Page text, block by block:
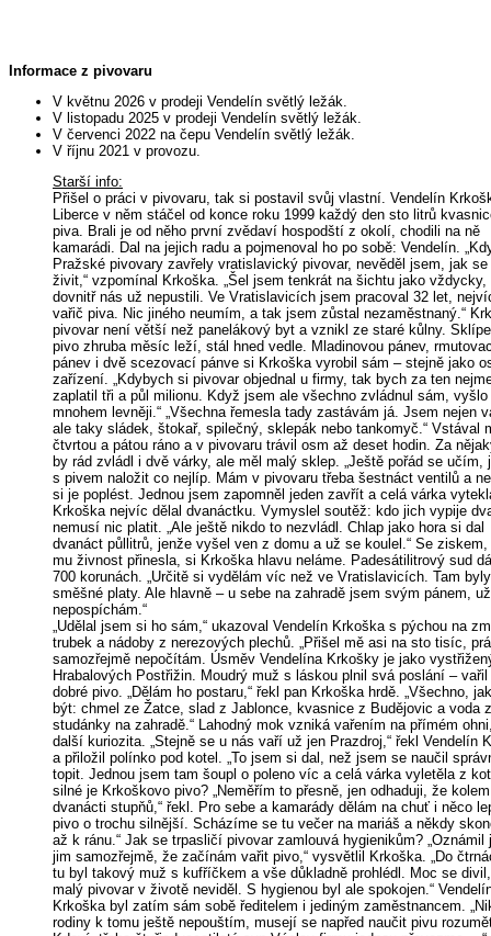
Informace z pivovaru
V květnu 2026 v prodeji Vendelín světlý ležák.
V listopadu 2025 v prodeji Vendelín světlý ležák.
V červenci 2022 na čepu Vendelín světlý ležák.
V říjnu 2021 v provozu.
Starší info:
Přišel o práci v pivovaru, tak si postavil svůj vlastní. Vendelín
Liberce v něm stáčel od konce roku 1999 každý den sto litrů
piva. Brali je od něho první zvědaví hospodští z okolí, chodili na ně
kamarádi. Dal na jejich radu a pojmenoval ho po sobě: Vendelín.
Pražské pivovary zavřely vratislavický pivovar, nevěděl jsem, jak se
živit,“ vzpomínal Krkoška. „Šel jsem tenkrát na šichtu jako vždycky,
dovnitř nás už nepustili. Ve Vratislavicích jsem pracoval 32 let,
vařič piva. Nic jiného neumím, a tak jsem zůstal nezaměstnaný.“
pivovar není větší než panelákový byt a vznikl ze staré kůlny.
pivo zhruba měsíc leží, stál hned vedle. Mladinovou pánev,
pánev i dvě scezovací pánve si Krkoška vyrobil sám – stejně jako
zařízení. „Kdybych si pivovar objednal u firmy, tak bych za ten
zaplatil tři a půl milionu. Když jsem ale všechno zvládnul sám, vyšlo
mnohem levněji.“ „Všechna řemesla tady zastávám já. Jsem nejen
ale taky sládek, štokař, spilečný, sklepák nebo tankomyč.“ Vstával
čtvrtou a pátou ráno a v pivovaru trávil osm až deset hodin. Za
by rád zvládl i dvě várky, ale měl malý sklep. „Ještě pořád se učím,
s pivem naložit co nejlíp. Mám v pivovaru třeba šestnáct ventilů a
si je poplést. Jednou jsem zapomněl jeden zavřít a celá várka
Krkoška nejvíc dělal dvanáctku. Vymyslel soutěž: kdo jich vypije
nemusí nic platit. „Ale ještě nikdo to nezvládl. Chlap jako hora si dal
dvanáct půllitrů, jenže vyšel ven z domu a už se koulel.“ Se
mu živnost přinesla, si Krkoška hlavu neláme. Padesátilitrový sud
700 korunách. „Určitě si vydělám víc než ve Vratislavicích. Tam byly
směšné platy. Ale hlavně – u sebe na zahradě jsem svým pánem,
nepospíchám.“
„Udělal jsem si ho sám,“ ukazoval Vendelín Krkoška s pýchou na
trubek a nádoby z nerezových plechů. „Přišel mě asi na sto tisíc,
samozřejmě nepočítám. Úsměv Vendelína Krkošky je jako
Hrabalových Postřižin. Moudrý muž s láskou plnil svá poslání – vařil
dobré pivo. „Dělám ho postaru,“ řekl pan Krkoška hrdě. „Všechno,
být: chmel ze Žatce, slad z Jablonce, kvasnice z Budějovic a voda
studánky na zahradě.“ Lahodný mok vzniká vařením na přímém
další kuriozita. „Stejně se u nás vaří už jen Prazdroj,“ řekl Vendelín
a přiložil polínko pod kotel. „To jsem si dal, než jsem se naučil
topit. Jednou jsem tam šoupl o poleno víc a celá várka vyletěla z
silné je Krkoškovo pivo? „Neměřím to přesně, jen odhaduji, že kolem
dvanácti stupňů,“ řekl. Pro sebe a kamarády dělám na chuť i něco
pivo o trochu silnější. Scházíme se tu večer na mariáš a někdy
až k ránu.“ Jak se trpasličí pivovar zamlouvá hygienikům? „Oznámil
jim samozřejmě, že začínám vařit pivo,“ vysvětlil Krkoška. „Do
tu byl takový muž s kufříčkem a vše důkladně prohlédl. Moc se
malý pivovar v životě neviděl. S hygienou byl ale spokojen.“
Krkoška byl zatím sám sobě ředitelem i jediným zaměstnancem.
rodiny k tomu ještě nepouštím, musejí se napřed naučit pivu